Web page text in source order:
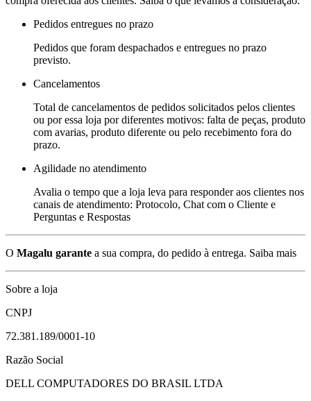
Pedidos entregues no prazo
Pedidos que foram despachados e entregues no prazo
previsto.
Cancelamentos
Total de cancelamentos de pedidos solicitados pelos clientes
ou por essa loja por diferentes motivos: falta de peças, produto
com avarias, produto diferente ou pelo recebimento fora do
prazo.
Agilidade no atendimento
Avalia o tempo que a loja leva para responder aos clientes nos
canais de atendimento: Protocolo, Chat com o Cliente e
Perguntas e Respostas
O Magalu garante a sua compra, do pedido à entrega. Saiba mais
Sobre a loja
CNPJ
72.381.189/0001-10
Razão Social
DELL COMPUTADORES DO BRASIL LTDA